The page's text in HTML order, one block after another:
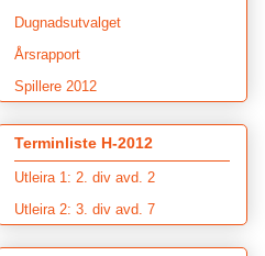
Dugnadsutvalget
Årsrapport
Spillere 2012
Terminliste H-2012
Utleira 1: 2. div avd. 2
Utleira 2: 3. div avd. 7